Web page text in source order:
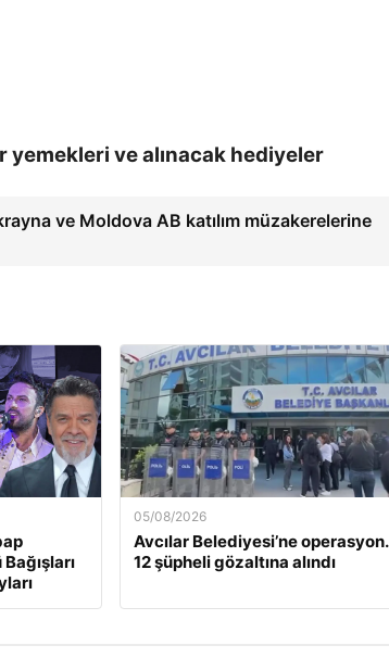
yemekleri ve alınacak hediyeler
ve Moldova AB katılım müzakerelerine
05/08/2026
Avcılar Belediyesi’ne operasyon.
12 şüpheli gözaltına alındı